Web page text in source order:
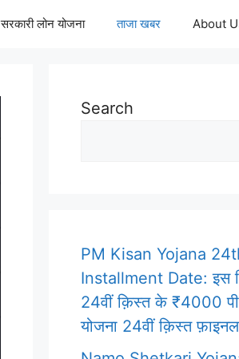
सरकारी लोन योजना ताजा खबर About
Search
PM Kisan Yojana
Installment Date: इस
24वीं क़िस्त के ₹4000
योजना 24वीं क़िस्त